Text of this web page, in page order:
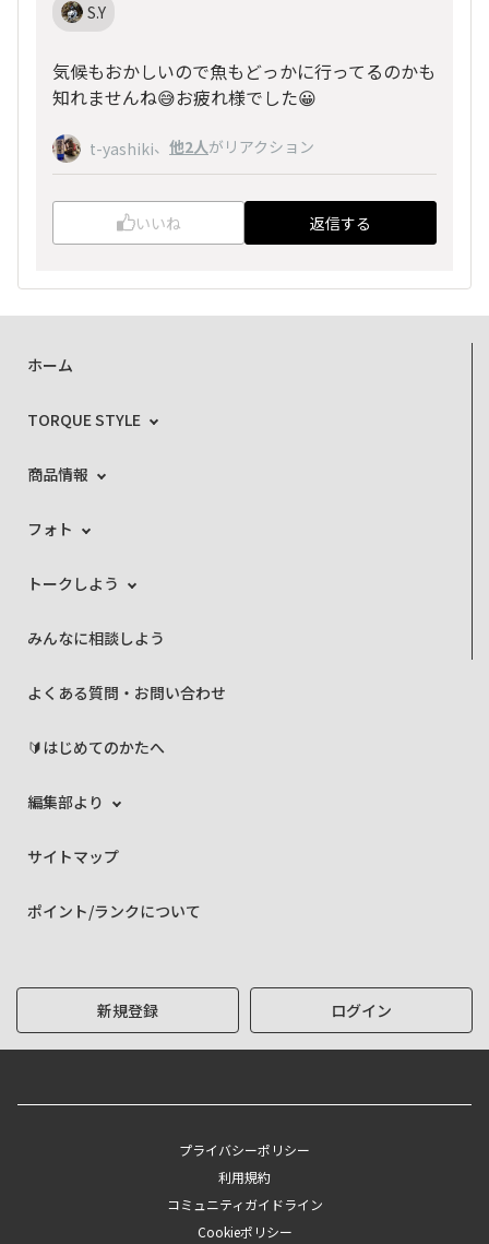
S.Y
気候もおかしいので魚もどっかに行ってるのかも
知れませんね😅お疲れ様でした😀
t-yashiki、 他2人がリアクション
いいね 返信する
ホーム
TORQUE STYLE
商品情報
フォト
トークしよう
みんなに相談しよう
よくある質問・お問い合わせ
🔰はじめてのかたへ
編集部より
サイトマップ
ポイント/ランクについて
新規登録 ログイン
プライバシーポリシー
利用規約
コミュニティガイドライン
Cookieポリシー